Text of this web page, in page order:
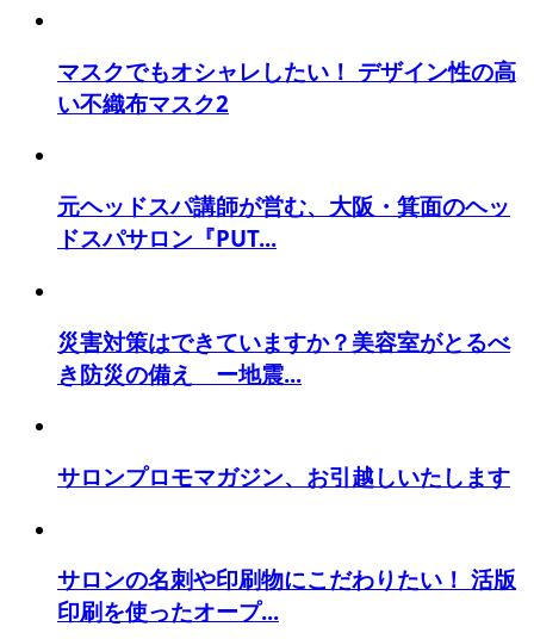
マスクでもオシャレしたい！ デザイン性の高
い不織布マスク2
元ヘッドスパ講師が営む、大阪・箕面のヘッ
ドスパサロン『PUT...
災害対策はできていますか？美容室がとるべ
き防災の備え ー地震...
サロンプロモマガジン、お引越しいたします
サロンの名刺や印刷物にこだわりたい！ 活版
印刷を使ったオープ...